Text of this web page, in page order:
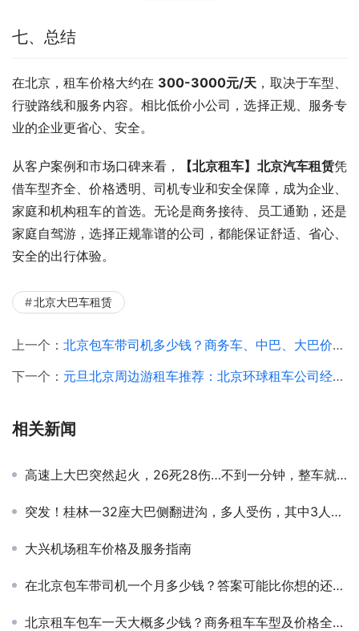
七、总结
在北京，租车价格大约在 300-3000元/天 ，取决于车型、
行驶路线和服务内容。相比低价小公司，选择正规、服务专
业的企业更省心、安全。
从客户案例和市场口碑来看， 【北京租车】北京汽车租赁凭
借车型齐全、价格透明、司机专业和安全保障，成为企业、
家庭和机构租车的首选。无论是商务接待、员工通勤，还是
家庭自驾游，选择正规靠谱的公司，都能保证舒适、省心、
安全的出行体验。
北京大巴车租赁
上一个： 北京包车带司机多少钱？商务车、中巴、大巴价格一篇看懂！
下一个： 元旦北京周边游租车推荐：北京环球租车公司经济型自驾车型盘点
相关新闻
高速上大巴突然起火，26死28伤…不到一分钟，整车就被大火吞噬
突发！桂林一32座大巴侧翻进沟，多人受伤，其中3人重伤
大兴机场租车价格及服务指南
在北京包车带司机一个月多少钱？答案可能比你想的还划算！
北京租车包车一天大概多少钱？商务租车车型及价格全解析